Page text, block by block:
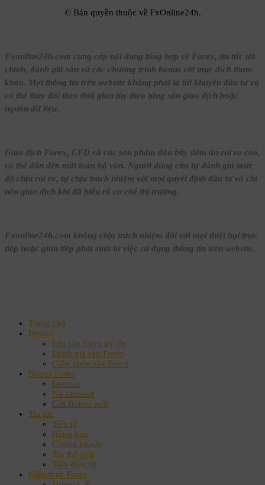
© Bản quyền thuộc về FxOnline24h.
Fxonline24h.com cung cấp nội dung tổng hợp về Forex, tin tức tài
chính, đánh giá sàn và các chương trình bonus với mục đích tham
khảo. Mọi thông tin trên website không phải là lời khuyên đầu tư và
có thể thay đổi theo thời gian tùy theo từng sàn giao dịch hoặc
nguồn dữ liệu.
Giao dịch Forex, CFD và các sản phẩm đòn bẩy tiềm ẩn rủi ro cao,
có thể dẫn đến mất toàn bộ vốn. Người dùng cần tự đánh giá mức
độ chịu rủi ro, tự chịu trách nhiệm với mọi quyết định đầu tư và chỉ
nên giao dịch khi đã hiểu rõ cơ chế thị trường.
Fxonline24h.com không chịu trách nhiệm đối với mọi thiệt hại trực
tiếp hoặc gián tiếp phát sinh từ việc sử dụng thông tin trên website.
Trang chủ
Broker
List sàn forex uy tín
Đánh giá sàn Forex
Giấy phép sàn Forex
Bonus Forex
Deposit
No Deposit
Gửi Bonus mới
Tin tức
Tiền tệ
Hàng hoá
Chứng khoán
Tin thế giới
Tiền điện tử
Kiến thức Forex